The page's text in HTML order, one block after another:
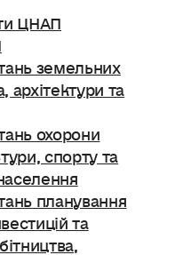
ЦНАП
земельних
архітектури та
охорони
спорту та
планування
та